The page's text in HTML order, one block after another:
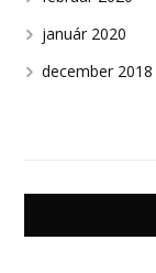
január 2020
december 2018